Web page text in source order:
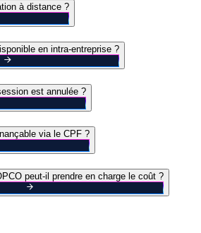
à distance ?
en intra-entreprise ?
est annulée ?
via le CPF ?
peut-il prendre en charge le coût ?